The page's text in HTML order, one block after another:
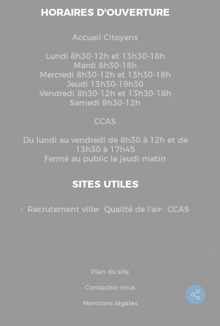
HORAIRES D'OUVERTURE
Accueil Citoyens
Lundi 8h30-12h et 13h30-18h
Mardi 8h30-18h
Mercredi 8h30-12h et 13h30-18h
Jeudi 13h30-19h30
Vendredi 8h30-12h et 13h30-18h
Samedi 8h30-12h
CCAS
Du lundi au vendredi de 8h30 à 12h et de
13h30 à 17h45
Fermé au public le jeudi matin
SITES UTILES
Recrutement ville Qualité de l'air CCAS
Plan du site
Contactez-nous
Mentions légales